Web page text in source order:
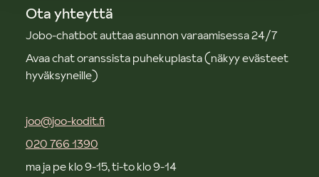
Ota yhteyttä
Jobo-chatbot auttaa asunnon varaamisessa 24/7
Avaa chat oranssista puhekuplasta (näkyy evästeet
hyväksyneille)
joo@joo-kodit.fi
020 766 1390
ma ja pe klo 9-15, ti-to klo 9-14